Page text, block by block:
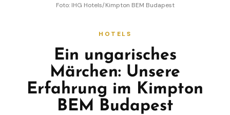
Foto: IHG Hotels/Kimpton BEM Budapest
HOTELS
Ein ungarisches
Märchen: Unsere
Erfahrung im Kimpton
BEM Budapest